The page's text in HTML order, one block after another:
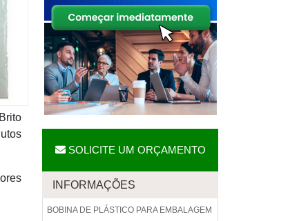
SOLICITE UM ORÇAMENTO
INFORMAÇÕES
BOBINA DE PLÁSTICO PARA EMBALAGEM